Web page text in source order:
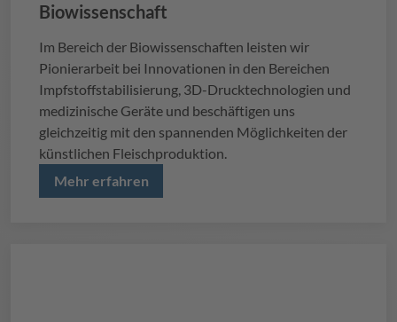
Biowissenschaft
Im Bereich der Biowissenschaften leisten wir
Pionierarbeit bei Innovationen in den Bereichen
Impfstoffstabilisierung, 3D-Drucktechnologien und
medizinische Geräte und beschäftigen uns
gleichzeitig mit den spannenden Möglichkeiten der
künstlichen Fleischproduktion.
Mehr erfahren